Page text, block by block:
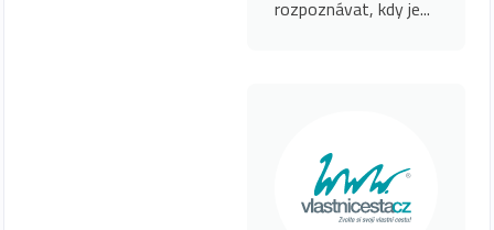
rozpoznávat, kdy je...